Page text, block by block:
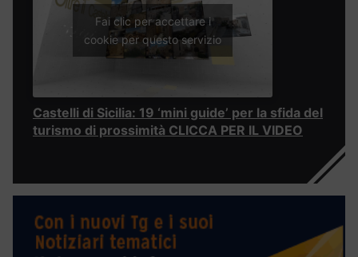
Fai clic per accettare i
cookie per questo servizio
Castelli di Sicilia: 19 ‘mini guide’ per la sfida del
turismo di prossimità CLICCA PER IL VIDEO